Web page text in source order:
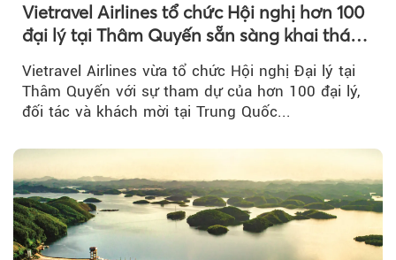
Vietravel Airlines tổ chức Hội nghị hơn 100
đại lý tại Thâm Quyến sẵn sàng khai thác
đường bay thẳng TP.HCM - Thâm Quyến
Vietravel Airlines vừa tổ chức Hội nghị Đại lý tại
Thâm Quyến với sự tham dự của hơn 100 đại lý,
đối tác và khách mời tại Trung Quốc...